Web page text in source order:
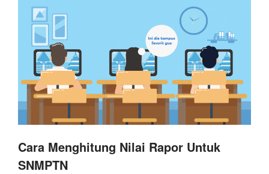
Cara Menghitung Nilai Rapor Untuk
SNMPTN